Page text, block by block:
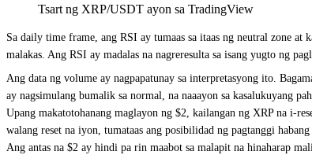
Tsart ng XRP/USDT ayon sa TradingView
Sa daily time frame, ang RSI ay tumaas sa itaas ng neutral zone
malakas. Ang RSI ay madalas na nagreresulta sa isang yugto ng
Ang data ng volume ay nagpapatunay sa interpretasyong ito.
ay nagsimulang bumalik sa normal, na naaayon sa kasalukuyang
Upang makatotohanang maglayon ng $2, kailangan ng XRP na i-
walang reset na iyon, tumataas ang posibilidad ng pagtanggi
Ang antas na $2 ay hindi pa rin maabot sa malapit na hinaharap